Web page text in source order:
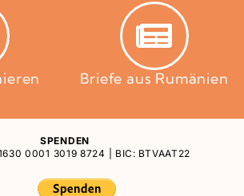
Briefe aus Rumänien
SPENDEN
0001 3019 8724 | BIC: BTVAAT22